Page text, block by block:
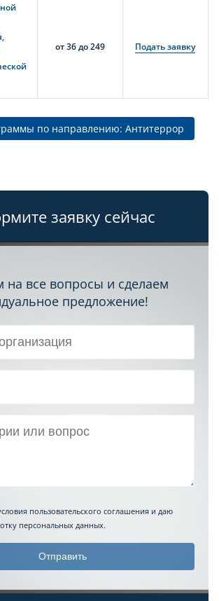
от 36 до 249 Подать заявку
по направлению: Антитеррор
заявку сейчас
на все вопросы и сделаем
предложение!
пользовательского соглашения и даю
персональных данных.